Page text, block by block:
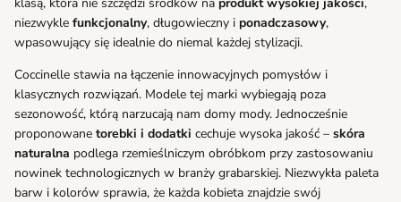
niezwykle funkcjonalny, długowieczny i ponadczasowy,
wpasowujący się idealnie do niemal każdej stylizacji.
Coccinelle stawia na łączenie innowacyjnych pomysłów i
klasycznych rozwiązań. Modele tej marki wybiegają poza
sezonowość, którą narzucają nam domy mody. Jednocześnie
proponowane torebki i dodatki cechuje wysoka jakość – skóra
naturalna podlega rzemieślniczym obróbkom przy zastosowaniu
nowinek technologicznych w branży grabarskiej. Niezwykła paleta
barw i kolorów sprawia, że każda kobieta znajdzie swój